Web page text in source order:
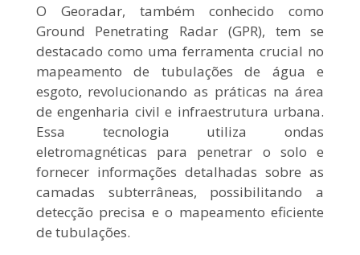
O Georadar, também conhecido como
Ground Penetrating Radar (GPR), tem se
destacado como uma ferramenta crucial no
mapeamento de tubulações de água e
esgoto, revolucionando as práticas na área
de engenharia civil e infraestrutura urbana.
Essa tecnologia utiliza ondas
eletromagnéticas para penetrar o solo e
fornecer informações detalhadas sobre as
camadas subterrâneas, possibilitando a
detecção precisa e o mapeamento eficiente
de tubulações.